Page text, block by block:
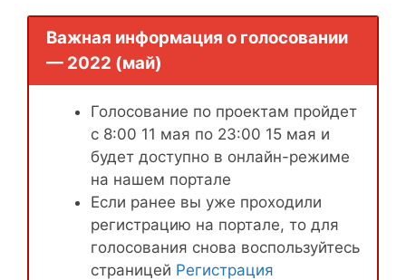
Важная информация о голосовании
— 2022 (май)
Голосование по проектам пройдет
с 8:00 11 мая по 23:00 15 мая и
будет доступно в онлайн-режиме
на нашем портале
Если ранее вы уже проходили
регистрацию на портале, то для
голосования снова воспользуйтесь
страницей Регистрация